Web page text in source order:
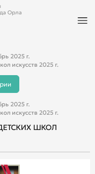
Орла
2025 г.
искусств 2025 г.
2025 г.
искусств 2025 г.
ШКОЛ